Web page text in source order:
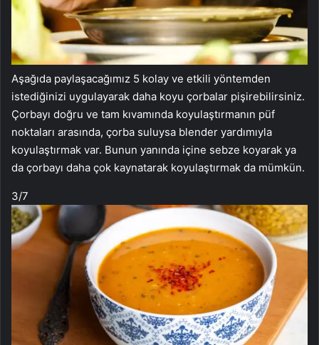
Aşağıda paylaşacağımız 5 kolay ve etkili yöntemden
istediğinizi uygulayarak daha koyu çorbalar pişirebilirsiniz.
Çorbayı doğru ve tam kıvamında koyulaştırmanın püf
noktaları arasında, çorba suluysa blender yardımıyla
koyulaştırmak var. Bunun yanında içine sebze koyarak ya
da çorbayı daha çok kaynatarak koyulaştırmak da mümkün.
3/7